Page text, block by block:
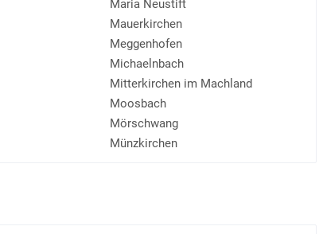
Maria Neustift
Mauerkirchen
Meggenhofen
Michaelnbach
Mitterkirchen im Machland
Moosbach
Mörschwang
Münzkirchen